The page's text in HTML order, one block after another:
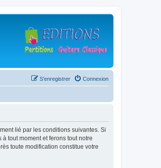
Connexion
S’enregistrer
lié par les conditions suivantes. Si
tout moment et ferons tout notre
toute modification constitue votre